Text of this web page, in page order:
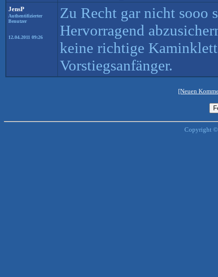
JensP
Authentifizierter
Benutzer
12.04.2011 09:26
Zu Recht gar nicht sooo
Hervorragend
keine richtige
Vorstiegsanfänger.
[Neuen
Copyright ©